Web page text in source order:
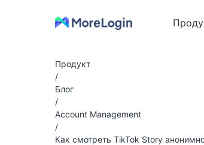
Продукт
/
Блог
/
Account Management
/
Как смотреть TikTok Story